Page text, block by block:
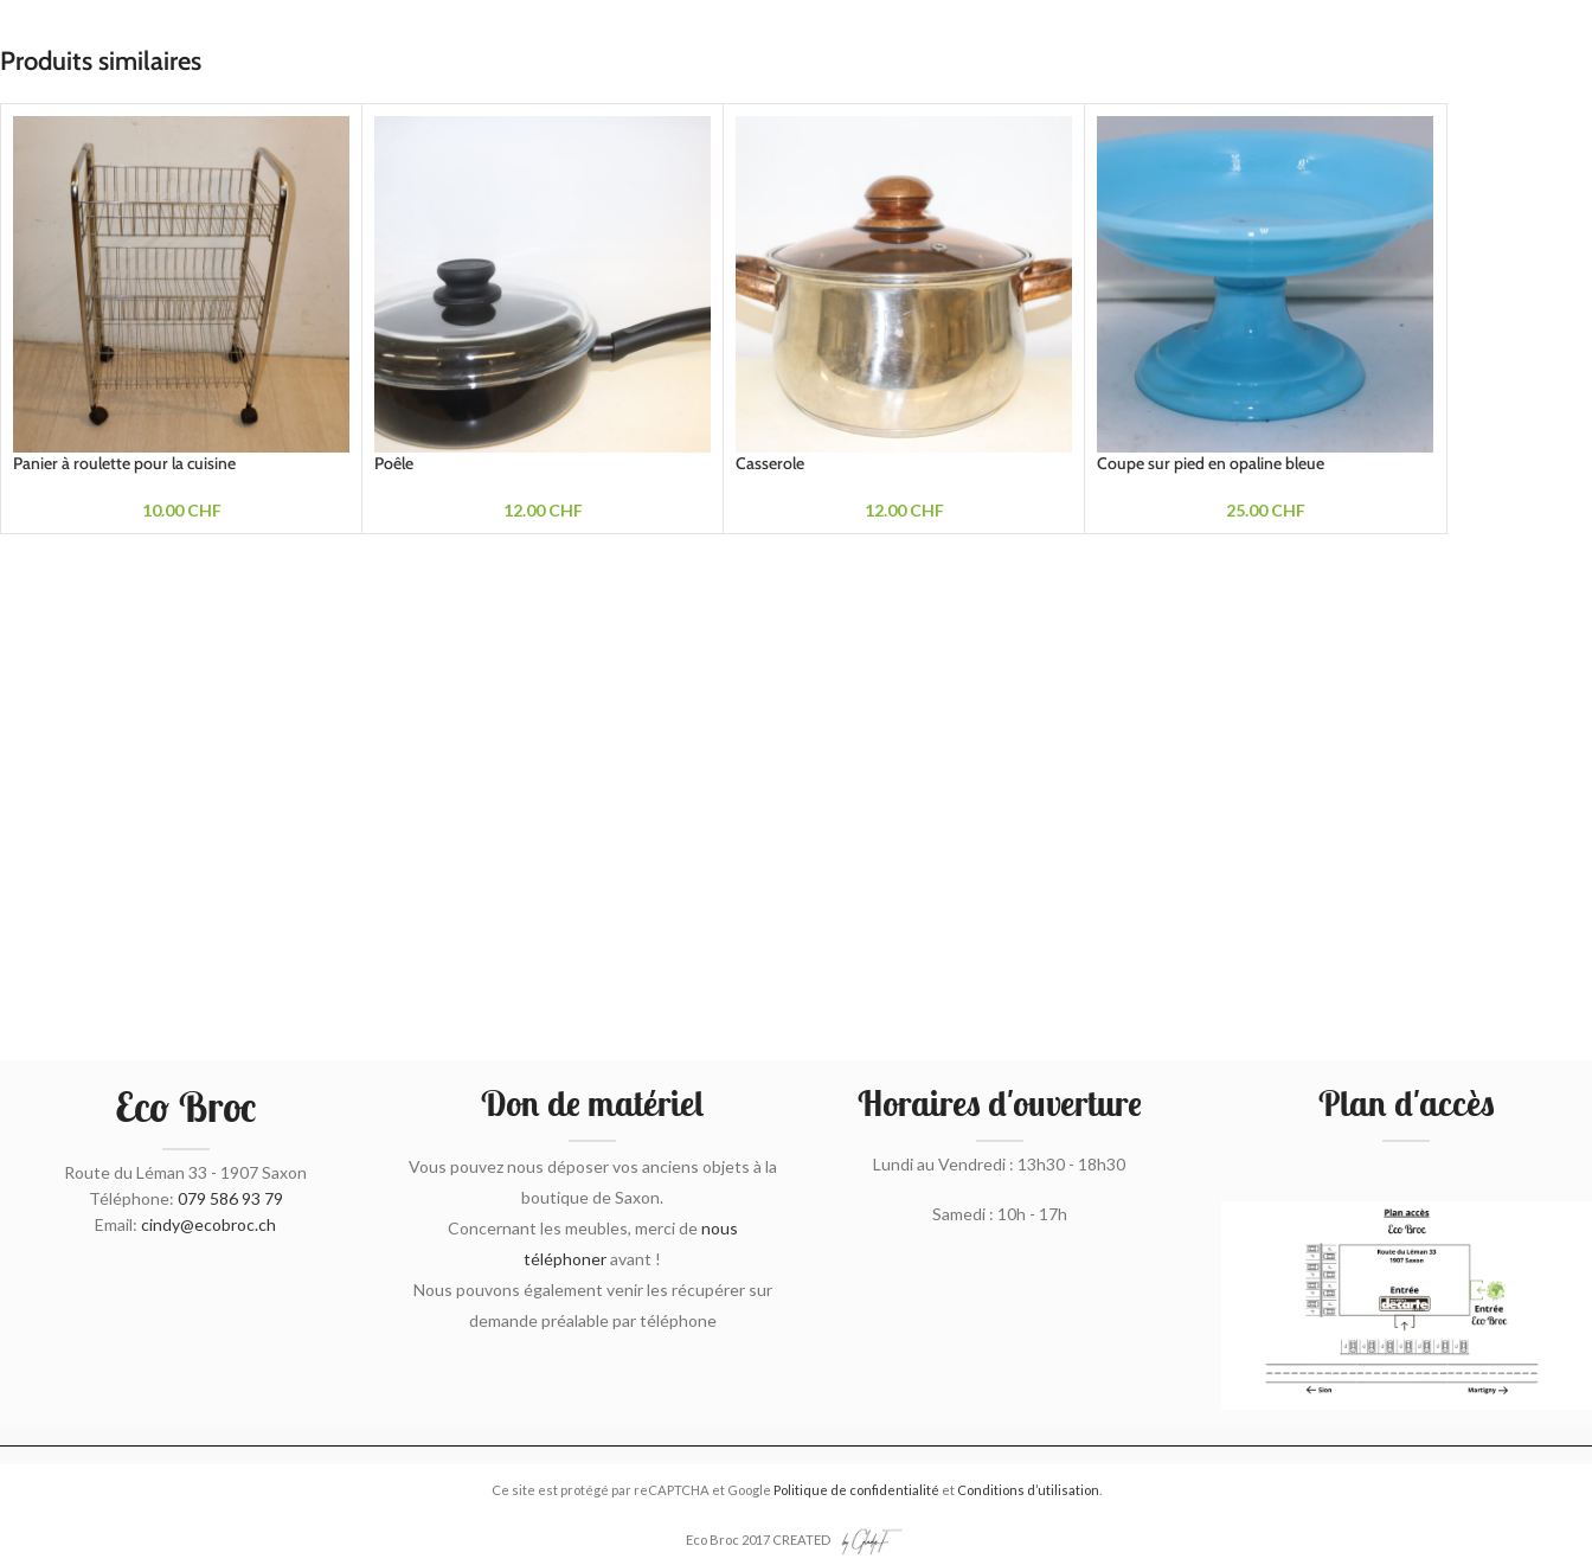
Produits similaires
Panier à roulette pour la cuisine
10.00CHF
Poêle
12.00CHF
Casserole
12.00CHF
Coupe sur pied en opaline bleue
25.00CHF
Eco Broc
Route du Léman 33 - 1907 Saxon
Téléphone: 079 586 93 79
Email:cindy@ecobroc.ch
Don de matériel
Vous pouvez nous déposer vos anciens objets à la
boutique de Saxon.
Concernant les meubles, merci denous
téléphoneravant !
Nous pouvons également venir les récupérer sur
demande préalable par téléphone
Horaires d'ouverture
Lundi au Vendredi : 13h30 - 18h30
Samedi : 10h - 17h
Plan d'accès
Ce site est protégé par reCAPTCHA et Google Politique de confidentialité et Conditions d’utilisation
Eco Broc 2017 CREATED